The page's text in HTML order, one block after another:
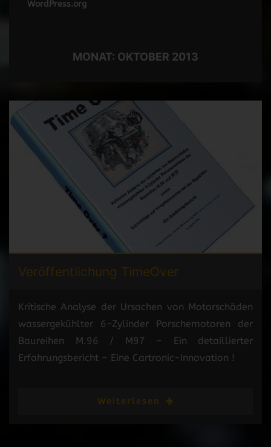
WordPress.org
MONAT: OKTOBER 2013
Veröffentlichung TimeOver
Kritische Analyse der Ursachen von Motorschäden
wassergekühlter 6-Zylinder Porschemotoren der
Baureihen M.96 / M97 – Ein detaillierter
Erfahrungsbericht – Eine Cartronic-Innovation !
Weiterlesen